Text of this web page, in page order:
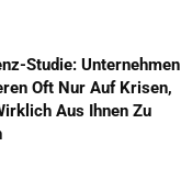
Studie: Unternehmen
Oft Nur Auf Krisen,
Aus Ihnen Zu